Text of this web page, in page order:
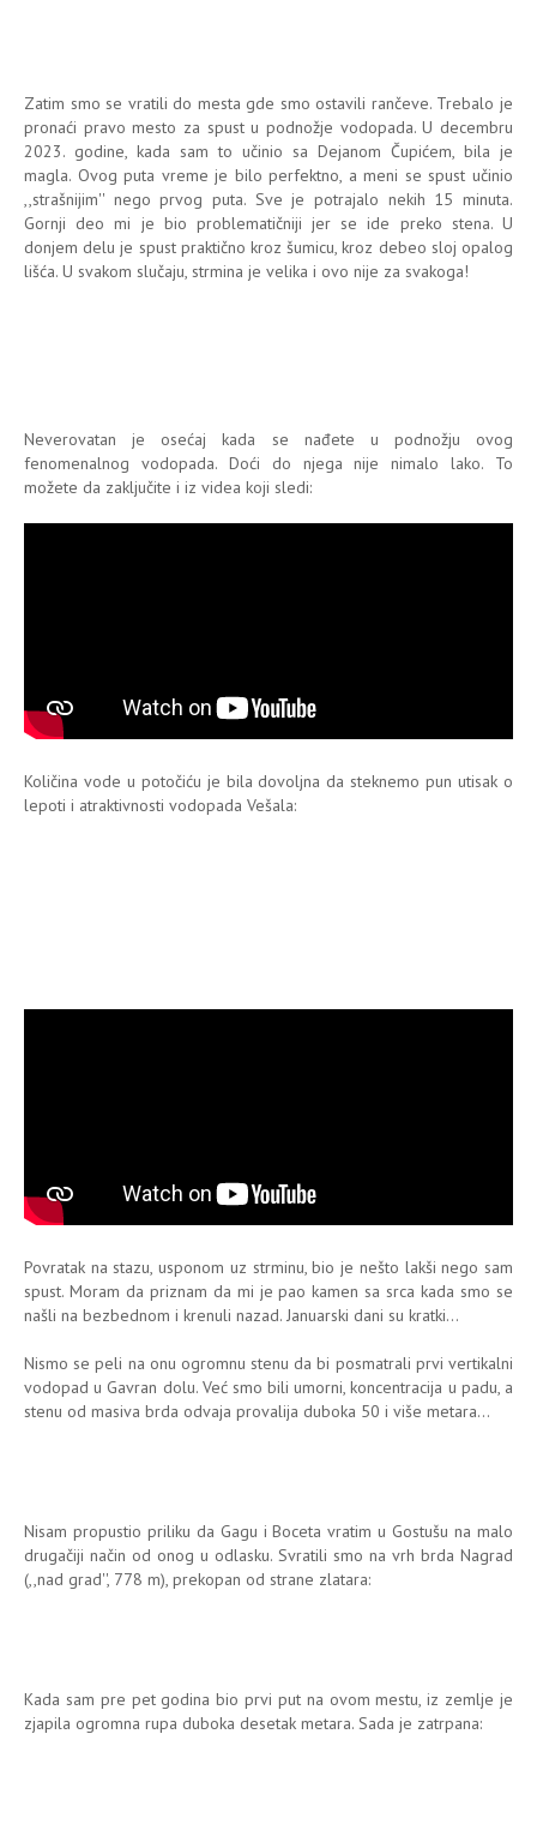
Zatim smo se vratili do mesta gde smo ostavili rančeve. Trebalo je
pronaći pravo mesto za spust u podnožje vodopada. U decembru
2023. godine, kada sam to učinio sa Dejanom Čupićem, bila je
magla. Ovog puta vreme je bilo perfektno, a meni se spust učinio
,,strašnijim'' nego prvog puta. Sve je potrajalo nekih 15 minuta.
Gornji deo mi je bio problematičniji jer se ide preko stena. U
donjem delu je spust praktično kroz šumicu, kroz debeo sloj opalog
lišća. U svakom slučaju, strmina je velika i ovo nije za svakoga!
Neverovatan je osećaj kada se nađete u podnožju ovog
fenomenalnog vodopada. Doći do njega nije nimalo lako. To
možete da zaključite i iz videa koji sledi:
Količina vode u potočiću je bila dovoljna da steknemo pun utisak o
lepoti i atraktivnosti vodopada Vešala:
Povratak na stazu, usponom uz strminu, bio je nešto lakši nego sam
spust. Moram da priznam da mi je pao kamen sa srca kada smo se
našli na bezbednom i krenuli nazad. Januarski dani su kratki...
Nismo se peli na onu ogromnu stenu da bi posmatrali prvi vertikalni
vodopad u Gavran dolu. Već smo bili umorni, koncentracija u padu, a
stenu od masiva brda odvaja provalija duboka 50 i više metara...
Nisam propustio priliku da Gagu i Boceta vratim u Gostušu na malo
drugačiji način od onog u odlasku. Svratili smo na vrh brda Nagrad
(,,nad grad'', 778 m), prekopan od strane zlatara:
Kada sam pre pet godina bio prvi put na ovom mestu, iz zemlje je
zjapila ogromna rupa duboka desetak metara. Sada je zatrpana: